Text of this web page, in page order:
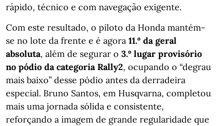
rápido, técnico e com navegação exigente.
Com este resultado, o piloto da Honda mantém-
se no lote da frente e é agora 11.º da geral
absoluta, além de segurar o 3.º lugar provisório
no pódio da categoria Rally2, ocupando o “degrau
mais baixo” desse pódio antes da derradeira
especial. Bruno Santos, em Husqvarna, completou
mais uma jornada sólida e consistente,
reforçando a imagem de grande regularidade que